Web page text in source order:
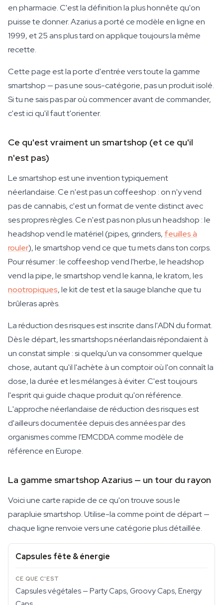
en pharmacie. C'est la définition la plus honnête qu'on
puisse te donner. Azarius a porté ce modèle en ligne en
1999, et 25 ans plus tard on applique toujours la même
recette.
Cette page est la porte d'entrée vers toute la gamme
smartshop — pas une sous-catégorie, pas un produit isolé.
Si tu ne sais pas par où commencer avant de commander,
c'est ici qu'il faut t'orienter.
Ce qu'est vraiment un smartshop (et ce qu'il
n'est pas)
Le smartshop est une invention typiquement
néerlandaise. Ce n'est pas un coffeeshop : on n'y vend
pas de cannabis, c'est un format de vente distinct avec
ses propres règles. Ce n'est pas non plus un headshop : le
headshop vend le matériel (pipes, grinders, feuilles à
rouler), le smartshop vend ce que tu mets dans ton corps.
Pour résumer : le coffeeshop vend l'herbe, le headshop
vend la pipe, le smartshop vend le kanna, le kratom, les
nootropiques, le kit de test et la sauge blanche que tu
brûleras après.
La réduction des risques est inscrite dans l'ADN du format.
Dès le départ, les smartshops néerlandais répondaient à
un constat simple : si quelqu'un va consommer quelque
chose, autant qu'il l'achète à un comptoir où l'on connaît la
dose, la durée et les mélanges à éviter. C'est toujours
l'esprit qui guide chaque produit qu'on référence.
L'approche néerlandaise de réduction des risques est
d'ailleurs documentée depuis des années par des
organismes comme l'EMCDDA comme modèle de
référence en Europe.
La gamme smartshop Azarius — un tour du rayon
Voici une carte rapide de ce qu'on trouve sous le
parapluie smartshop. Utilise-la comme point de départ —
chaque ligne renvoie vers une catégorie plus détaillée.
Capsules fête & énergie
Capsules végétales — Party Caps, Groovy Caps, Energy